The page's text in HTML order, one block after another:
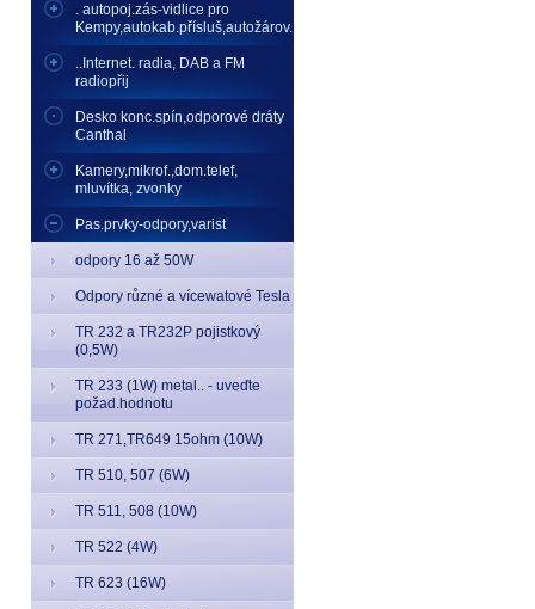
. autopoj.zás-vidlice pro
Kempy,autokab.přísluš,autožárov.
..Internet. radia, DAB a FM
radiopřij
Desko konc.spín,odporové dráty
Canthal
Kamery,mikrof.,dom.telef,
mluvítka, zvonky
Pas.prvky-odpory,varist
odpory 16 až 50W
Odpory různé a vícewatové Tesla
TR 232 a TR232P pojistkový
(0,5W)
TR 233 (1W) metal.. - uveďte
požad.hodnotu
TR 271,TR649 15ohm (10W)
TR 510, 507 (6W)
TR 511, 508 (10W)
TR 522 (4W)
TR 623 (16W)